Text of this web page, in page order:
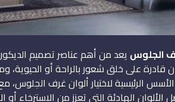
الجلوس يعد من أهم عناصر تصميم
قادرة على خلق شعور بالراحة أو
الرئيسية لاختيار ألوان غرف الجلوس،
الهادئة التي تعزز من الاسترخاء